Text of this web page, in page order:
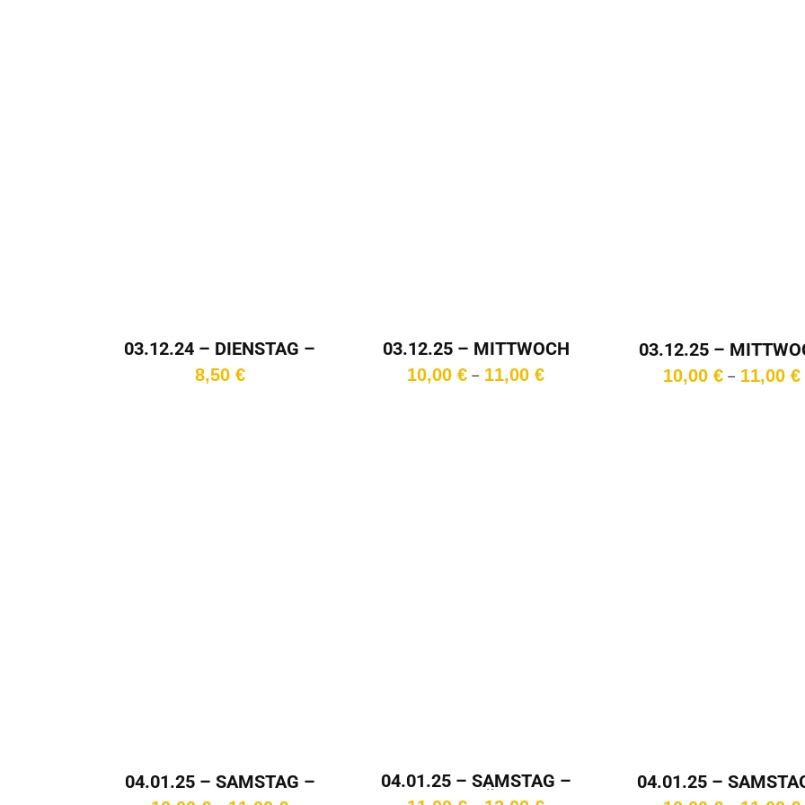
03.12.24 – DIENSTAG –
20:30 Uhr – Kinotag
8,50 €
03.12.25 – MITTWOCH
– 15:30 Uhr
10,00 € – 11,00 €Preisspanne:
03.12.25 –
– 17:45 Uhr
10,00 € – 11,00 €
04.01.25 – SAMSTAG –
15:00 Uhr
04.01.25 – SAMSTAG –
17:15 Uhr – Überlänge
04.01.25 –
20:30 Uhr